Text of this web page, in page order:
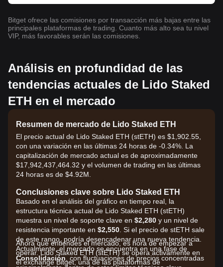
Bitget ofrece las comisiones por transacción más bajas entre las
principales plataformas de trading. Cuanto más alto sea tu nivel
VIP, más favorables serán las comisiones.
Análisis en profundidad de las
tendencias actuales de Lido Staked
ETH en el mercado
Resumen de mercado de Lido Staked ETH
El precio actual de Lido Staked ETH (stETH) es $1,902.55,
con una variación en las últimas 24 horas de -0.34%. La
capitalización de mercado actual es de aproximadamente
$17,942,437,464.32 y el volumen de trading en las últimas
24 horas es de $4.92M.
Conclusiones clave sobre Lido Staked ETH
Basado en el análisis del gráfico en tiempo real, la
estructura técnica actual de Lido Staked ETH (stETH)
muestra un nivel de soporte clave en $2,280 y un nivel de
resistencia importante en $2,550 . Si el precio de stETH sale
de este rango, podría desencadenar una nueva tendencia.
Actualmente, el mercado se encuentra en una fase de
Consolidación , con fluctuaciones de precios concentradas
Ahora que entiendes el mercado, es hora de empezar a
operar. Lido Staked ETH (stETH) se opera activamente en
el exchange Bitget, una de las plataformas de